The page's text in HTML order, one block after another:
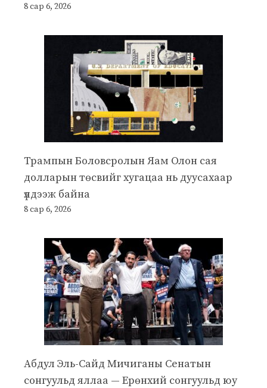
8 сар 6, 2026
Трампын Боловсролын Яам Олон сая
долларын төсвийг хугацаа нь дуусахаар
үлдээж байна
8 сар 6, 2026
Абдул Эль-Сайд Мичиганы Сенатын
сонгуульд яллаа — Ерөнхий сонгуульд юу